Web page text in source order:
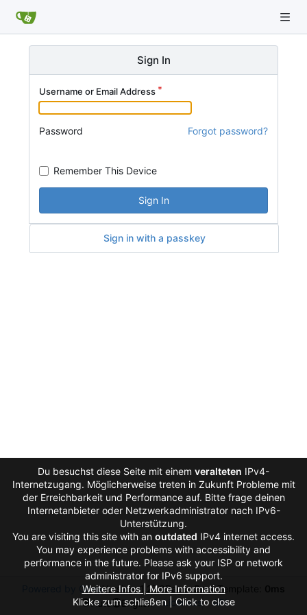
Sign In
Username or Email Address
Password Forgot password?
Remember This Device
Sign In
Sign in with a passkey
Powered by GiteaVersion: 1.27.0Page:2msTemplate:
Auto
English Licenses API
Du besuchst diese Seite mit einem veralteten IPv4-
Internetzugang. Möglicherweise treten in Zukunft Probleme mit
der Erreichbarkeit und Performance auf. Bitte frage deinen
Internetanbieter oder Netzwerkadministrator nach IPv6-
Unterstützung.
You are visiting this site with an outdated IPv4 internet access.
You may experience problems with accessibility and
performance in the future. Please ask your ISP or network
administrator for IPv6 support.
Weitere Infos | More Information
Klicke zum schließen | Click to close